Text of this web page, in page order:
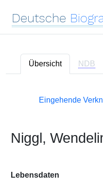
Deutsche
Übersicht NDB
Eingehende
Niggl,
Lebensdaten